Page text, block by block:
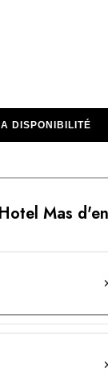
Mas d'en
DISPONIBILITÉ